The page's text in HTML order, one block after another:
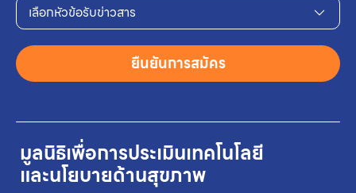
มูลนิธิเพื่อการประเมินเทคโนโลยี
และนโยบายด้านสุขภาพ
เลือกหัวข้อรับข่าวสาร
ยืนยันการสมัคร